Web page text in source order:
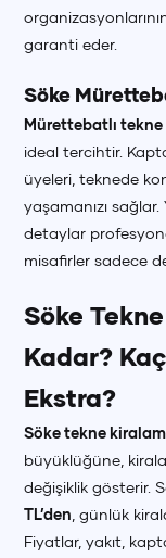
garanti eder.
Söke
Mürettebatlı
ideal tercihtir.
üyeleri, teknede
yaşamanızı
detaylar
misafirler sadece
Söke
Kadar?
Ekstra?
Söke tekne
büyüklüğüne,
değişiklik gösterir.
TL’den , günlük
Fiyatlar, yakıt,